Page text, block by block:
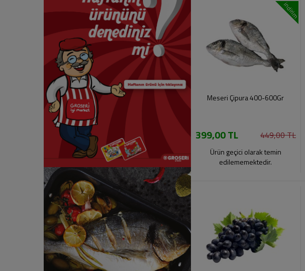
indirim
Meseri Çipura 400-600Gr
399,00 TL 449,00 TL
Ürün geçici olarak temin
edilememektedir.